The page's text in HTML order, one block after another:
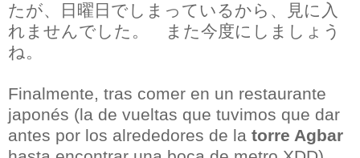
たが、日曜日でしまっているから、見に入
れませんでした。 また今度にしましょう
ね。
Finalmente, tras comer en un restaurante
japonés (la de vueltas que tuvimos que dar
antes por los alrededores de la torre Agbar